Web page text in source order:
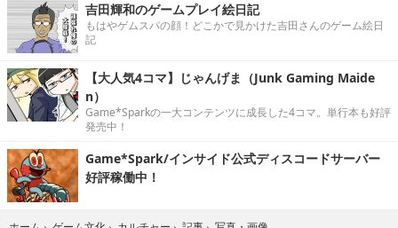
吉田輝和のゲームプレイ絵日記
もはやゲムスパの顔！どこかで見かけた吉田さんのゲーム絵日
記
【大人気4コマ】じゃんげま（Junk Gaming Maide
n）
Game*Sparkの一大コンテンツに成長した4コマ。単行本も好評
発売中！
Game*Spark/インサイド公式ディスコードサーバー
好評稼働中！